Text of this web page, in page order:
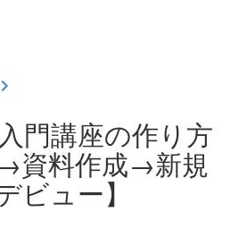
門講座の作り方
→資料作成→新規
ュー】